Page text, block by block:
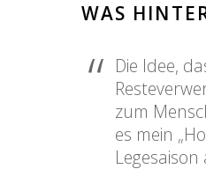
WAS
Die Idee,
zum
es mein